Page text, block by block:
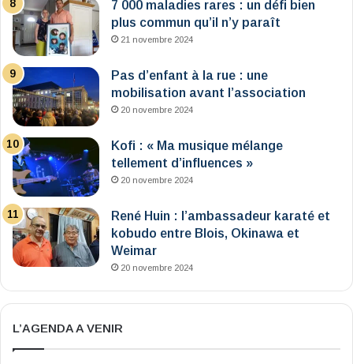
7 000 maladies rares : un défi bien
plus commun qu’il n’y paraît
21 novembre 2024
Pas d’enfant à la rue : une
mobilisation avant l’association
20 novembre 2024
Kofi : « Ma musique mélange
tellement d’influences »
20 novembre 2024
René Huin : l’ambassadeur karaté et
kobudo entre Blois, Okinawa et
Weimar
20 novembre 2024
L’AGENDA A VENIR